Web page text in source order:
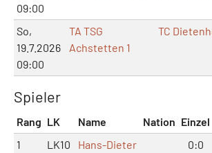
09:00
So,
19.7.2026
09:00
TA TSG
Achstetten 1
TC
Spieler
Rang LK Name Nation Einzel
1
LK10
Hans-Dieter
0:0